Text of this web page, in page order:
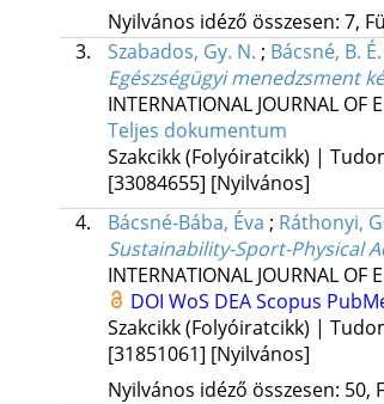
Nyilvános idéző összesen: 7,
3.
Szabados, Gy. N. ; Bácsné, B. É.
Egészségügyi menedzsment
INTERNATIONAL JOURNAL OF
Teljes dokumentum
Szakcikk (Folyóiratcikk) |
[33084655] [Nyilvános]
4.
Bácsné-Bába, Éva ; Ráthonyi,
Sustainability-Sport-Physical
INTERNATIONAL JOURNAL OF
DOI WoS DEAScopus
Szakcikk (Folyóiratcikk) |
[31851061] [Nyilvános]
Nyilvános idéző összesen: 50,